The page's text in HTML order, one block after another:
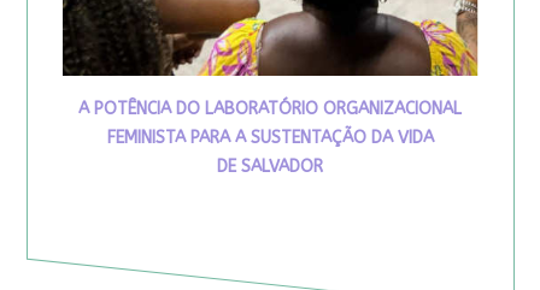
A POTÊNCIA DO LABORATÓRIO ORGANIZACIONAL
FEMINISTA PARA A SUSTENTAÇÃO DA VIDA
DE SALVADOR